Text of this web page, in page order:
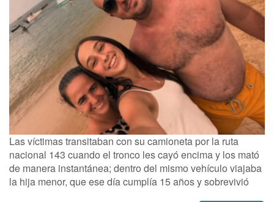
Las víctimas transitaban con su camioneta por la ruta
nacional 143 cuando el tronco les cayó encima y los mató
de manera instantánea; dentro del mismo vehículo viajaba
la hija menor, que ese día cumplía 15 años y sobrevivió